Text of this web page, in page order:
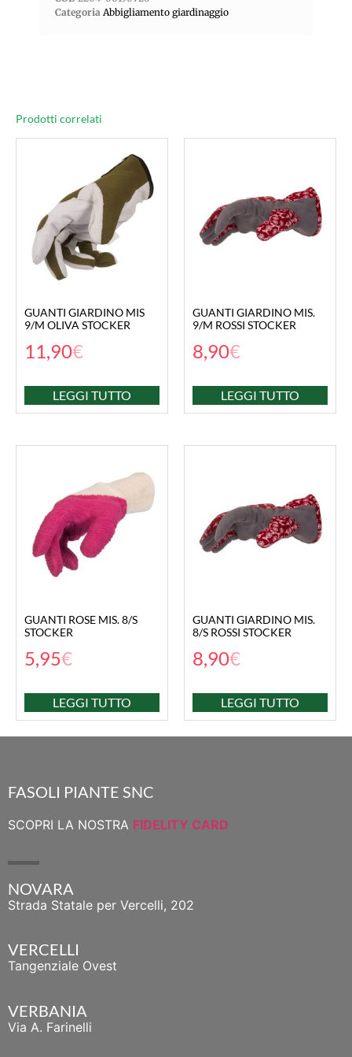
Categoria Abbigliamento giardinaggio
Prodotti correlati
GUANTI GIARDINO MIS
9/M OLIVA STOCKER
11,90€
LEGGI TUTTO
GUANTI GIARDINO MIS.
9/M ROSSI STOCKER
8,90€
LEGGI TUTTO
GUANTI ROSE MIS. 8/S
STOCKER
5,95€
LEGGI TUTTO
GUANTI GIARDINO MIS.
8/S ROSSI STOCKER
8,90€
LEGGI TUTTO
FASOLI PIANTE SNC
SCOPRI LA NOSTRA FIDELITY CARD
NOVARA
Strada Statale per Vercelli, 202
VERCELLI
Tangenziale Ovest
VERBANIA
Via A. Farinelli